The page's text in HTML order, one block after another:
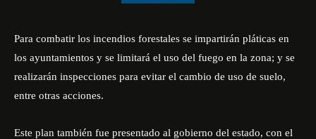
Para combatir los incendios forestales se impartirán pláticas en
los ayuntamientos y se limitará el uso del fuego en la zona; y se
realizarán inspecciones para evitar el cambio de uso de suelo,
entre otras acciones.
Este plan también fue presentado al gobierno del estado, con el